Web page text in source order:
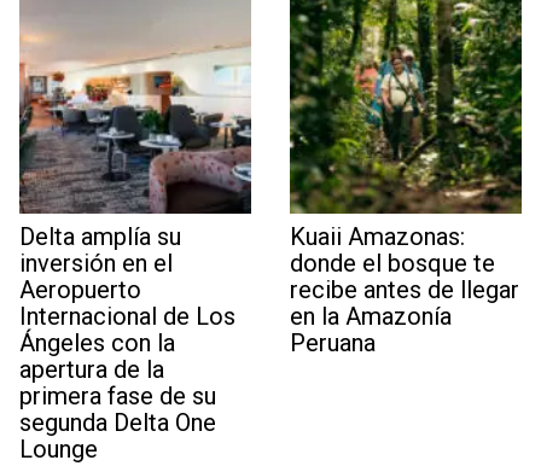
Delta amplía su
inversión en el
Aeropuerto
Internacional de Los
Ángeles con la
apertura de la
primera fase de su
segunda Delta One
Lounge
Kuaii Amazonas:
donde el bosque te
recibe antes de llegar
en la Amazonía
Peruana